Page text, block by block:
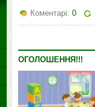
Коментарі: 0
ОГОЛОШЕННЯ!!!